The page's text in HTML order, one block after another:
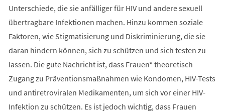
Unterschiede, die sie anfälliger für HIV und andere sexuell
übertragbare Infektionen machen. Hinzu kommen soziale
Faktoren, wie Stigmatisierung und Diskriminierung, die sie
daran hindern können, sich zu schützen und sich testen zu
lassen. Die gute Nachricht ist, dass Frauen* theoretisch
Zugang zu Präventionsmaßnahmen wie Kondomen, HIV-Tests
und antiretroviralen Medikamenten, um sich vor einer HIV-
Infektion zu schützen. Es ist jedoch wichtig, dass Frauen